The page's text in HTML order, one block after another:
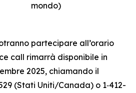
mondo)
partecipare all’orario
call rimarrà disponibile in
2025, chiamando il
(Stati Uniti/Canada) o 1‑412-